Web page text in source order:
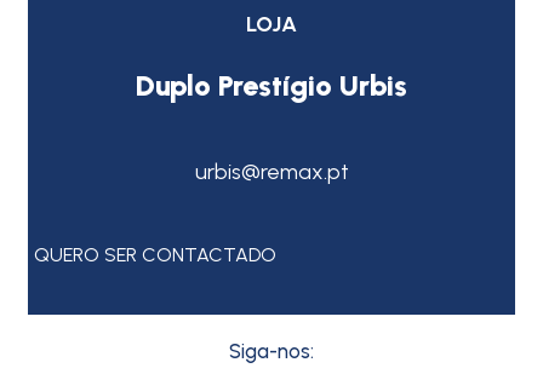
LOJA
Duplo Prestígio Urbis
urbis@remax.pt
QUERO SER CONTACTADO
Siga-nos: